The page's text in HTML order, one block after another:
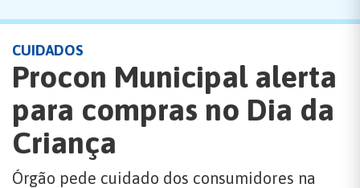
CUIDADOS
Procon Municipal alerta
para compras no Dia da
Criança
Órgão pede cuidado dos consumidores na